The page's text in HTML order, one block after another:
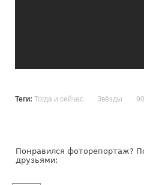
Теги: Тогда и сейчас Звёзды
Понравился фоторепортаж?
друзьями: